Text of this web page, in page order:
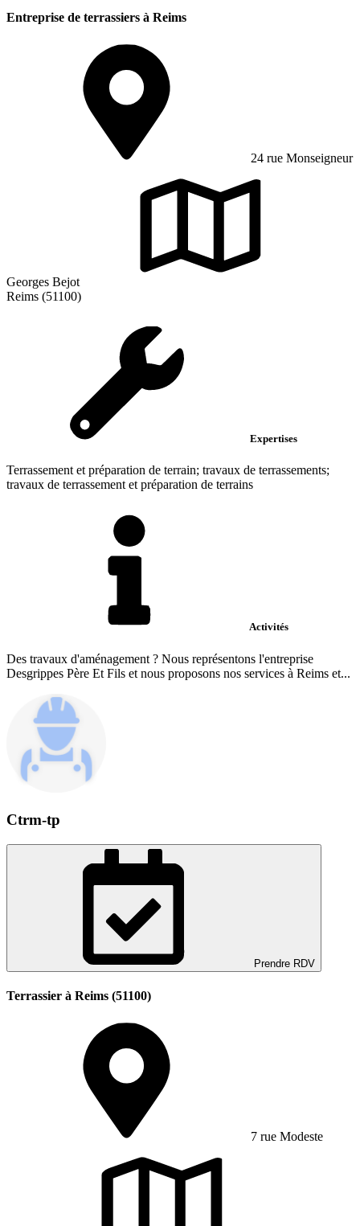
Entreprise de terrassiers à Reims
24 rue Monseigneur
Georges Bejot
Reims (51100)
Expertises
Terrassement et préparation de terrain; travaux de terrassements;
travaux de terrassement et préparation de terrains
Activités
Des travaux d'aménagement ? Nous représentons l'entreprise
Desgrippes Père Et Fils et nous proposons nos services à Reims et...
Ctrm-tp
Prendre RDV
Terrassier à Reims (51100)
7 rue Modeste